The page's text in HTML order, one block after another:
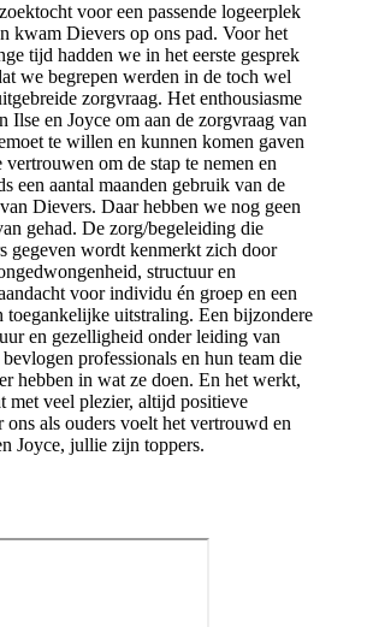
voor een passende logeerplek
kwam Dievers op ons pad. Voor het
tijd hadden we in het eerste gesprek
we begrepen werden in de toch wel
zorgvraag. Het enthousiasme
Ilse en Joyce om aan de zorgvraag van
te willen en kunnen komen gaven
vertrouwen om de stap te nemen en
een aantal maanden gebruik van de
Dievers. Daar hebben we nog geen
gehad. De zorg/begeleiding die
gegeven wordt kenmerkt zich door
structuur en
voor individu én groep en een
toegankelijke uitstraling. Een bijzondere
en gezelligheid onder leiding van
professionals en hun team die
hebben in wat ze doen. En het werkt,
met veel plezier, altijd positieve
ons als ouders voelt het vertrouwd en
Joyce, jullie zijn toppers.